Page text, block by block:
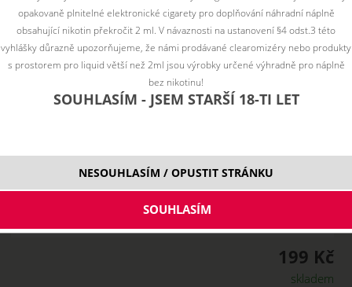
199 Kč
skladem
opakovaně plnitelné elektronické cigarety pro doplňování náhradní náplně
obsahující nikotin překročit 2 ml. V návaznosti na ustanovení §4 odst.3 této
vyhlášky důrazně upozorňujeme, že námi prodávané clearomizéry nebo produkty
s prostorem pro liquid větší než 2ml jsou výrobky určené výhradně pro náplně
bez nikotinu!
SOUHLASÍM - JSEM STARŠÍ 18-TI LET
NESOUHLASÍM / OPUSTIT STRÁNKU